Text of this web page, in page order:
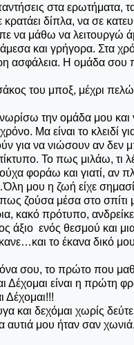
στα ερωτήματα,
δίπλα, να σε
να μάθω να λειτουργώ
άμεσα και γρήγορα. Στα
ασφάλεια. Η ομάδα σου
του μποξ, μέχρι
την ομάδα μου
χρόνο. Μα είναι το
να νιώσουν αν δεν
Το πως μιλάω,
φοράω και γιατί,
μου η ζωή είχε
ζούσα μέσα στο σπίτι
κακό πρότυπο,
άξιο ενός θεσμού και
το έκανα δικό
σου, το πρώτο που
είναι η πρώτη
Δέχομαι!!!
και δεχόμαι χωρίς
αυτιά μου ήταν σαν